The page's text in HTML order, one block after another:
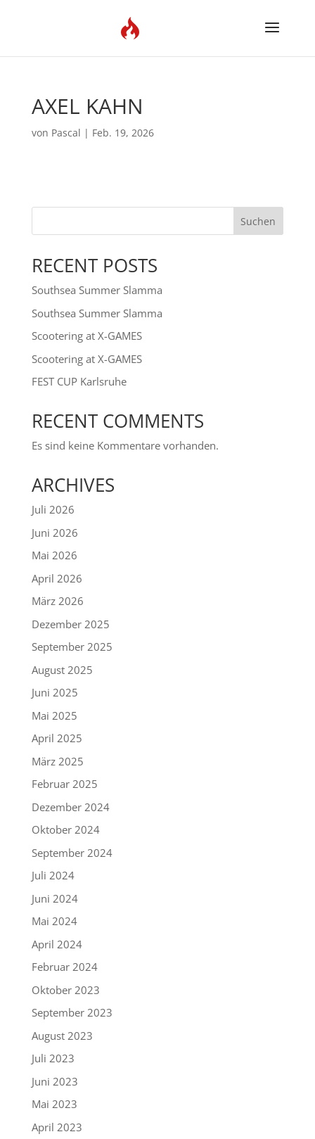
AXEL KAHN
von Pascal | Feb. 19, 2026
Suchen
RECENT POSTS
Southsea Summer Slamma
Southsea Summer Slamma
Scootering at X-GAMES
Scootering at X-GAMES
FEST CUP Karlsruhe
RECENT COMMENTS
Es sind keine Kommentare vorhanden.
ARCHIVES
Juli 2026
Juni 2026
Mai 2026
April 2026
März 2026
Dezember 2025
September 2025
August 2025
Juni 2025
Mai 2025
April 2025
März 2025
Februar 2025
Dezember 2024
Oktober 2024
September 2024
Juli 2024
Juni 2024
Mai 2024
April 2024
Februar 2024
Oktober 2023
September 2023
August 2023
Juli 2023
Juni 2023
Mai 2023
April 2023